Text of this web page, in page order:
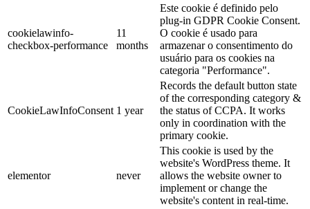
cookielawinfo-
checkbox-performance
11
months
Este cookie é definido pelo
plug-in GDPR Cookie Consent.
O cookie é usado para
armazenar o consentimento do
usuário para os cookies na
categoria "Performance".
CookieLawInfoConsent 1 year
Records the default button state
of the corresponding category &
the status of CCPA. It works
only in coordination with the
primary cookie.
elementor never
This cookie is used by the
website's WordPress theme. It
allows the website owner to
implement or change the
website's content in real-time.